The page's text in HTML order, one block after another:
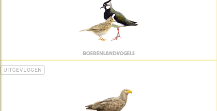
BOERENLANDVOGELS
UITGEVLOGEN